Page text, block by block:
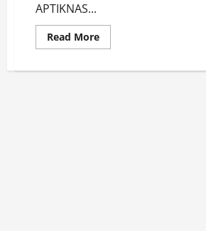
APTIKNAS...
Read MoreRead
more
APKOMINDO